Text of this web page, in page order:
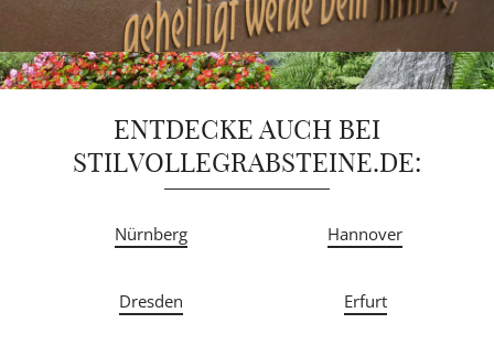
ENTDECKE AUCH BEI
STILVOLLEGRABSTEINE.DE:
Nürnberg Hannover
Dresden Erfurt